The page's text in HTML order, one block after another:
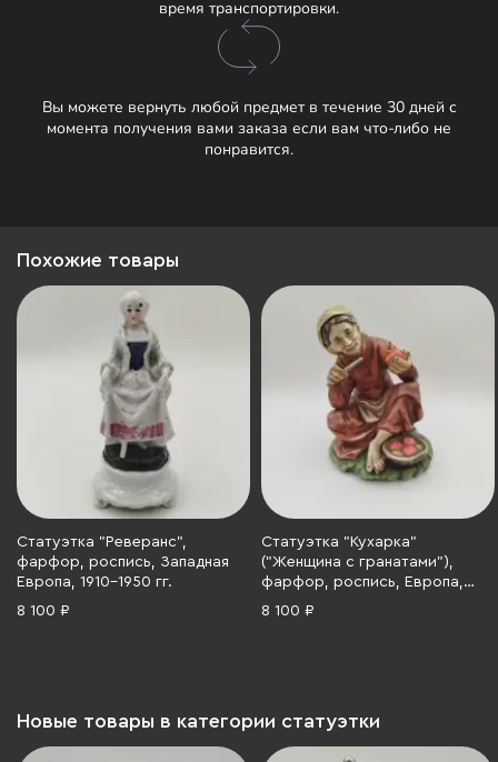
время транспортировки.
Вы можете вернуть любой предмет в течение 30 дней с
момента получения вами заказа если вам что-либо не
понравится.
Похожие товары
Статуэтка "Реверанс",
фарфор, роспись, Западная
Европа, 1910-1950 гг.
8 100 ₽
Статуэтка "Кухарка"
("Женщина с гранатами"),
фарфор, роспись, Европа,
1980-2000 гг.
8 100 ₽
Новые товары в категории статуэтки